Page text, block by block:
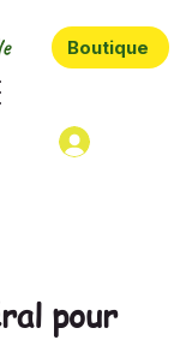
Boutique
pour